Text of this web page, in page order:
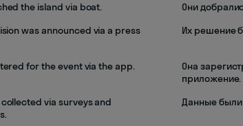
the island via boat.
Они
was announced via a press
Их решение
for the event via the app.
Она
приложение.
collected via surveys and
Данные